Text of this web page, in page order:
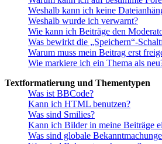
Weshalb kann ich keine
Weshalb wurde ich verwarnt?
Wie kann ich Beiträge den
Was bewirkt die „Speichern“-
Warum muss mein Beitrag erst
Wie markiere ich ein Thema als
Textformatierung und Thementypen
Was ist BBCode?
Kann ich HTML benutzen?
Was sind Smilies?
Kann ich Bilder in meine Beiträge
Was sind globale